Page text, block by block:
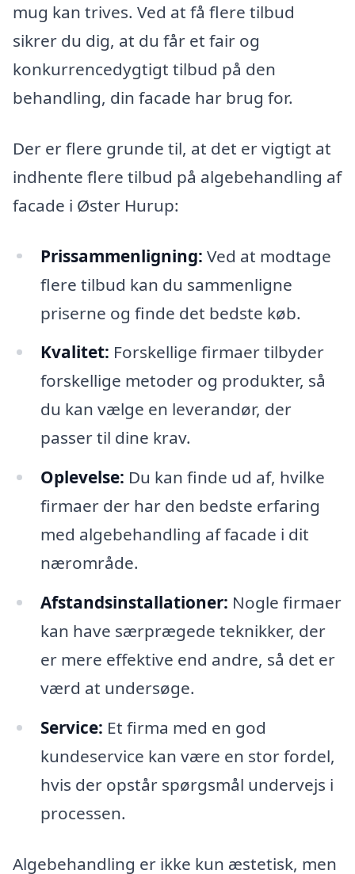
mug kan trives. Ved at få flere tilbud
sikrer du dig, at du får et fair og
konkurrencedygtigt tilbud på den
behandling, din facade har brug for.
Der er flere grunde til, at det er vigtigt at
indhente flere tilbud på algebehandling af
facade i Øster Hurup:
Prissammenligning: Ved at modtage
flere tilbud kan du sammenligne
priserne og finde det bedste køb.
Kvalitet: Forskellige firmaer tilbyder
forskellige metoder og produkter, så
du kan vælge en leverandør, der
passer til dine krav.
Oplevelse: Du kan finde ud af, hvilke
firmaer der har den bedste erfaring
med algebehandling af facade i dit
nærområde.
Afstandsinstallationer: Nogle firmaer
kan have særprægede teknikker, der
er mere effektive end andre, så det er
værd at undersøge.
Service: Et firma med en god
kundeservice kan være en stor fordel,
hvis der opstår spørgsmål undervejs i
processen.
Algebehandling er ikke kun æstetisk, men